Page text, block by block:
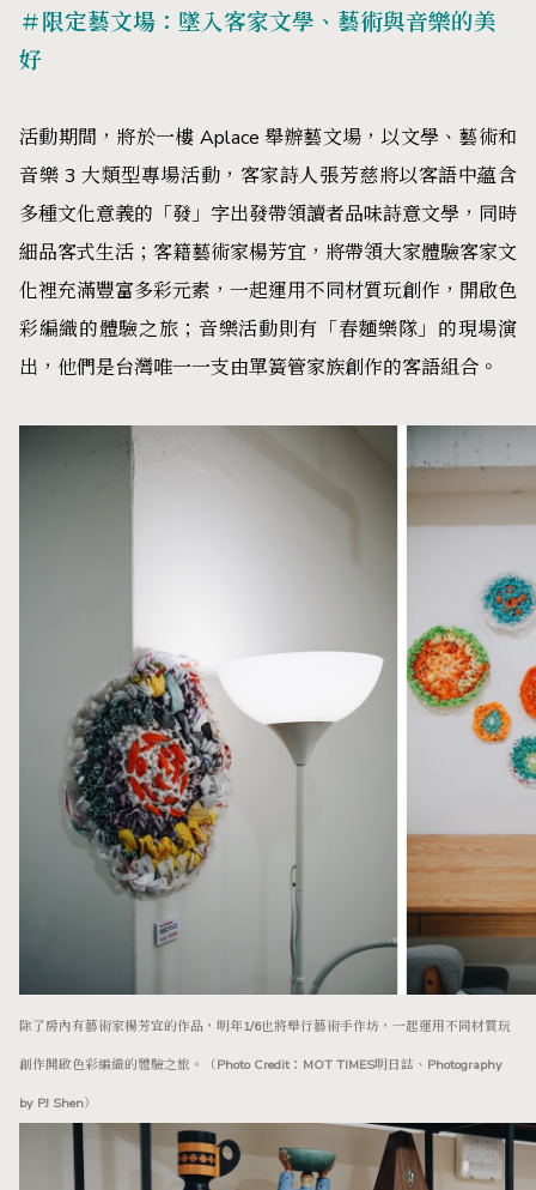
＃限定藝文場：墜入客家文學、藝術與音樂的美
好
活動期間，將於一樓 Aplace 舉辦藝文場，以文學、藝術和
音樂 3 大類型專場活動，客家詩人張芳慈將以客語中蘊含
多種文化意義的「發」字出發帶領讀者品味詩意文學，同時
細品客式生活；客籍藝術家楊芳宜，將帶領大家體驗客家文
化裡充滿豐富多彩元素，一起運用不同材質玩創作，開啟色
彩編織的體驗之旅；音樂活動則有「春麵樂隊」的現場演
出，他們是台灣唯一一支由單簧管家族創作的客語組合。
除了房內有藝術家楊芳宜的作品，明年1/6也將舉行藝術手作坊，一起運用不同材質玩
創作開啟色彩編織的體驗之旅。（Photo Credit：MOT TIMES明日誌、Photography
by PJ Shen）